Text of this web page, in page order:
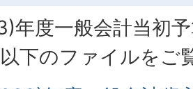
年度一般会計当初
下のファイルをご